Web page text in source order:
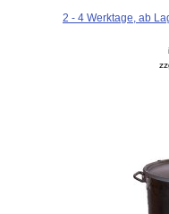
2 - 4 Werktage, ab